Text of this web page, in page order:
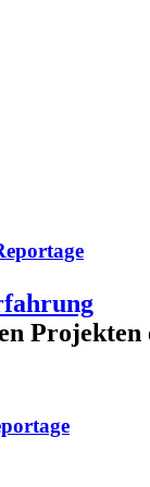
Projekten